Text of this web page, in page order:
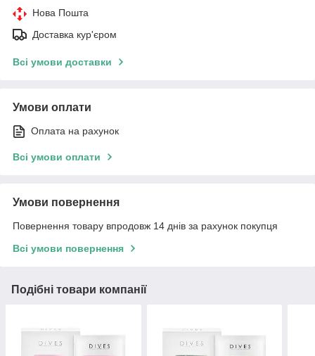
Нова Пошта
Доставка кур'єром
Всі умови доставки
Умови оплати
Оплата на рахунок
Всі умови оплати
Умови повернення
Повернення товару впродовж 14 днів за рахунок покупця
Всі умови повернення
Подібні товари компанії